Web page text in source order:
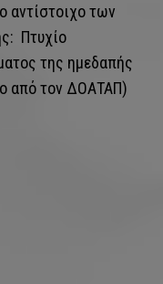
των
Πτυχίο
της ημεδαπής
από τον ΔΟΑΤΑΠ)